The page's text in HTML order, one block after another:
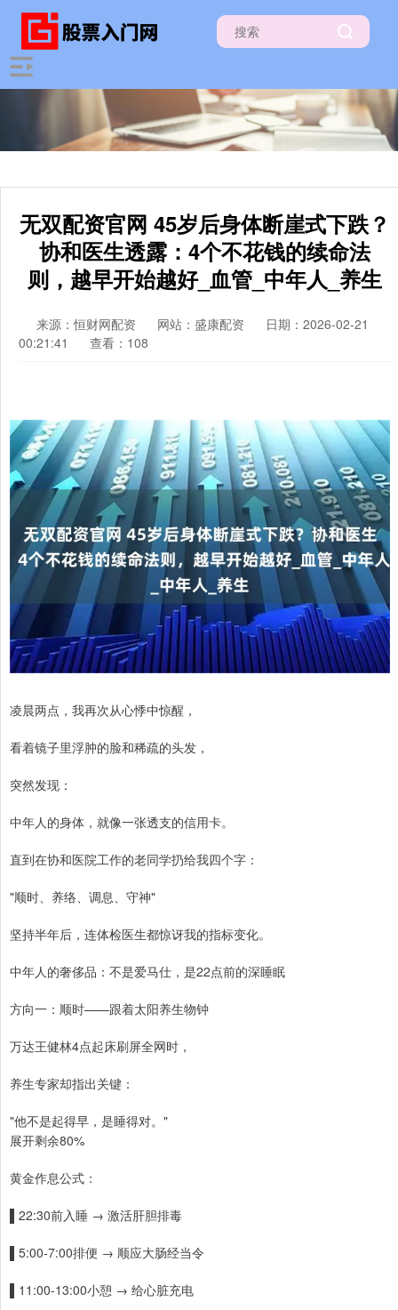
无双配资官网 45岁后身体断崖式下跌？
协和医生透露：4个不花钱的续命法
则，越早开始越好_血管_中年人_养生
来源：恒财网配资 网站：盛康配资
日期：2026-02-21
00:21:41
查看：108
凌晨两点，我再次从心悸中惊醒，
看着镜子里浮肿的脸和稀疏的头发，
突然发现：
中年人的身体，就像一张透支的信用卡。
直到在协和医院工作的老同学扔给我四个字：
"顺时、养络、调息、守神"
坚持半年后，连体检医生都惊讶我的指标变化。
中年人的奢侈品：不是爱马仕，是22点前的深睡眠
方向一：顺时——跟着太阳养生物钟
万达王健林4点起床刷屏全网时，
养生专家却指出关键：
"他不是起得早，是睡得对。"
展开剩余80%
黄金作息公式：
▌22:30前入睡 → 激活肝胆排毒
▌5:00-7:00排便 → 顺应大肠经当令
▌11:00-13:00小憩 → 给心脏充电